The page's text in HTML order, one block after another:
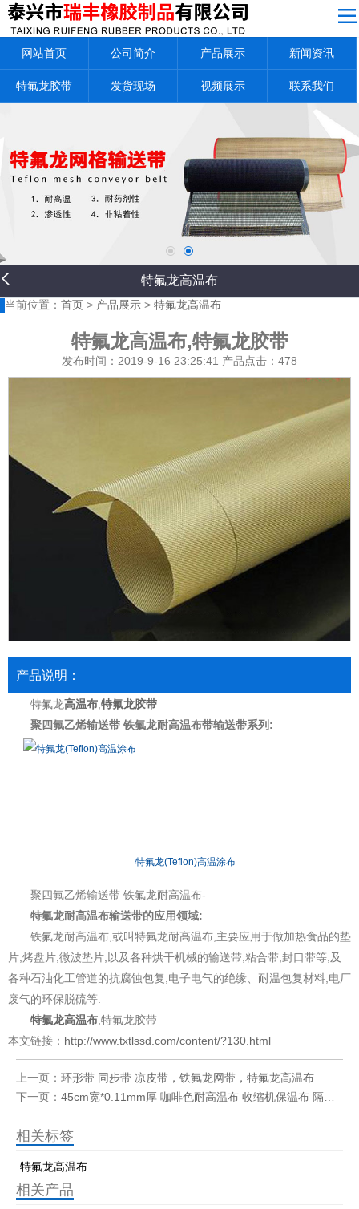
网站导航
公司简介
产品展示
发货现场
视频展示
网站首页 公司简介 产品展示 新闻资讯
特氟龙胶带 发货现场 视频展示 联系我们
特氟龙高温布
当前位置： 首页 > 产品展示 > 特氟龙高温布
特氟龙高温布,特氟龙胶带
发布时间：2019-9-16 23:25:41 产品点击： 478
产品说明：
特氟龙高温布 特氟龙胶带
聚四氟乙烯输送带 铁氟龙耐高温布带输送带系列:
特氟龙(Teflon)高温涂布
聚四氟乙烯输送带 铁氟龙耐高温布-
特氟龙耐高温布输送带的应用领域:
铁氟龙耐高温布,或叫特氟龙耐高温布,主要应用于做加热食品的垫
片,烤盘片,微波垫片,以及各种烘干机械的输送带,粘合带,封口带等,及
各种石油化工管道的抗腐蚀包复,电子电气的绝缘、耐温包复材料,电厂
废气的环保脱硫等.
特氟龙高温布 ,特氟龙胶带
本文链接： http://www.txtlssd.com/content/?130.html
上一页： 环形带 同步带 凉皮带，铁氟龙网带，特氟龙高温布
下一页： 45cm宽*0.11mm厚 咖啡色耐高温布 收缩机保温布 隔热层隔热布长1m
相关标签
特氟龙高温布
相关产品